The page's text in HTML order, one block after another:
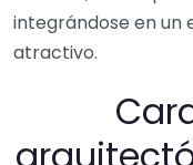
integrándose en un
atractivo.